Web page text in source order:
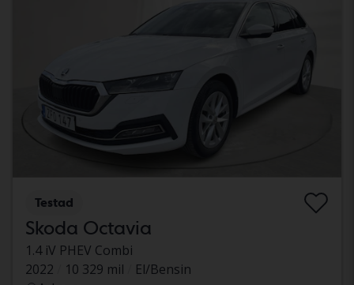
Testad
Skoda Octavia
1.4 iV PHEV Combi
2022
10 329 mil
El/Bensin